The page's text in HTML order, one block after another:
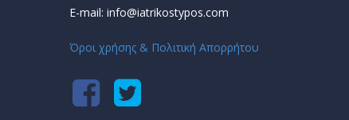
E-mail: info@iatrikostypos.com
Όροι χρήσης & Πολιτική Απορρήτου